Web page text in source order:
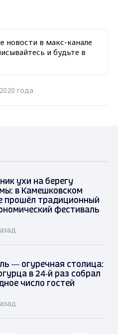
новости в макс-канале
и будьте в
года
ухи на берегу
в Камешковском
прошёл традиционный
фестиваль
— огуречная столица:
в 24‑й раз собрал
число гостей